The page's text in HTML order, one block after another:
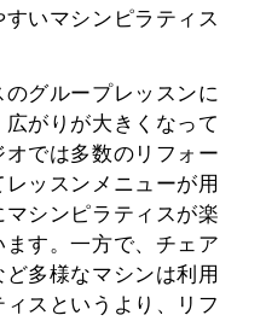
いマシンピラティス
グループレッスンに
がりが大きくなって
では多数のリフォー
ッスンメニューが用
シンピラティスが楽
す。一方で、チェア
多様なマシンは利用
スというより、リフ